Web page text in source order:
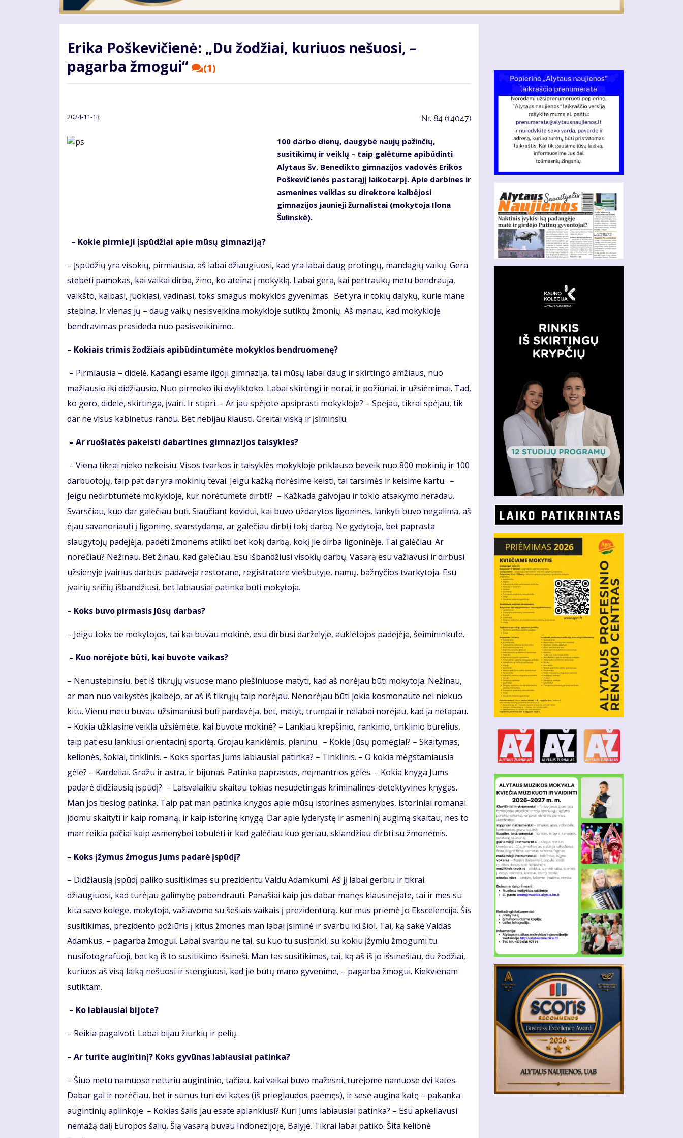
Erika Poškevičienė: „Du žodžiai, kuriuos nešuosi, –
pagarba žmogui“
(1)
2024-11-13 Nr. 84 (14047)
100 darbo dienų, daugybė naujų pažinčių,
susitikimų ir veiklų – taip galėtume apibūdinti
Alytaus šv. Benedikto gimnazijos vadovės Erikos
Poškevičienės pastarąjį laikotarpį. Apie darbines ir
asmenines veiklas su direktore kalbėjosi
gimnazijos jaunieji žurnalistai (mokytoja Ilona
Šulinskė).
– Kokie pirmieji įspūdžiai apie mūsų gimnaziją?
– Įspūdžių yra visokių, pirmiausia, aš labai džiaugiuosi, kad yra labai daug protingų, mandagių vaikų. Gera
stebėti pamokas, kai vaikai dirba, žino, ko ateina į mokyklą. Labai gera, kai pertraukų metu bendrauja,
vaikšto, kalbasi, juokiasi, vadinasi, toks smagus mokyklos gyvenimas. Bet yra ir tokių dalykų, kurie mane
stebina. Ir vienas jų – daug vaikų nesisveikina mokykloje sutiktų žmonių. Aš manau, kad mokykloje
bendravimas prasideda nuo pasisveikinimo.
– Kokiais trimis žodžiais apibūdintumėte mokyklos bendruomenę?
– Pirmiausia – didelė. Kadangi esame ilgoji gimnazija, tai mūsų labai daug ir skirtingo amžiaus, nuo
mažiausio iki didžiausio. Nuo pirmoko iki dvyliktoko. Labai skirtingi ir norai, ir požiūriai, ir užsiėmimai. Tad,
ko gero, didelė, skirtinga, įvairi. Ir stipri. – Ar jau spėjote apsiprasti mokykloje? – Spėjau, tikrai spėjau, tik
dar ne visus kabinetus randu. Bet nebijau klausti. Greitai viską ir įsiminsiu.
– Ar ruošiatės pakeisti dabartines gimnazijos taisykles?
– Viena tikrai nieko nekeisiu. Visos tvarkos ir taisyklės mokykloje priklauso beveik nuo 800 mokinių ir 100
darbuotojų, taip pat dar yra mokinių tėvai. Jeigu kažką norėsime keisti, tai tarsimės ir keisime kartu. –
Jeigu nedirbtumėte mokykloje, kur norėtumėte dirbti? – Kažkada galvojau ir tokio atsakymo neradau.
Svarsčiau, kuo dar galėčiau būti. Siaučiant kovidui, kai buvo uždarytos ligoninės, lankyti buvo negalima, aš
ėjau savanoriauti į ligoninę, svarstydama, ar galėčiau dirbti tokį darbą. Ne gydytoja, bet paprasta
slaugytojų padėjėja, padėti žmonėms atlikti bet kokį darbą, kokį jie dirba ligoninėje. Tai galėčiau. Ar
norėčiau? Nežinau. Bet žinau, kad galėčiau. Esu išbandžiusi visokių darbų. Vasarą esu važiavusi ir dirbusi
užsienyje įvairius darbus: padavėja restorane, registratore viešbutyje, namų, bažnyčios tvarkytoja. Esu
įvairių sričių išbandžiusi, bet labiausiai patinka būti mokytoja.
– Koks buvo pirmasis Jūsų darbas?
– Jeigu toks be mokytojos, tai kai buvau mokinė, esu dirbusi darželyje, auklėtojos padėjėja, šeimininkute.
– Kuo norėjote būti, kai buvote vaikas?
– Nenustebinsiu, bet iš tikrųjų visuose mano piešiniuose matyti, kad aš norėjau būti mokytoja. Nežinau,
ar man nuo vaikystės įkalbėjo, ar aš iš tikrųjų taip norėjau. Nenorėjau būti jokia kosmonaute nei niekuo
kitu. Vienu metu buvau užsimaniusi būti pardavėja, bet, matyt, trumpai ir nelabai norėjau, kad ja netapau.
– Kokia užklasine veikla užsiėmėte, kai buvote mokinė? – Lankiau krepšinio, rankinio, tinklinio būrelius,
taip pat esu lankiusi orientacinį sportą. Grojau kanklėmis, pianinu. – Kokie Jūsų pomėgiai? – Skaitymas,
kelionės, šokiai, tinklinis. – Koks sportas Jums labiausiai patinka? – Tinklinis. – O kokia mėgstamiausia
gėlė? – Kardeliai. Gražu ir astra, ir bijūnas. Patinka paprastos, neįmantrios gėlės. – Kokia knyga Jums
padarė didžiausią įspūdį? – Laisvalaikiu skaitau tokias nesudėtingas kriminalines-detektyvines knygas.
Man jos tiesiog patinka. Taip pat man patinka knygos apie mūsų istorines asmenybes, istoriniai romanai.
Įdomu skaityti ir kaip romaną, ir kaip istorinę knygą. Dar apie lyderystę ir asmeninį augimą skaitau, nes to
man reikia pačiai kaip asmenybei tobulėti ir kad galėčiau kuo geriau, sklandžiau dirbti su žmonėmis.
– Koks įžymus žmogus Jums padarė įspūdį?
– Didžiausią įspūdį paliko susitikimas su prezidentu Valdu Adamkumi. Aš jį labai gerbiu ir tikrai
džiaugiuosi, kad turėjau galimybę pabendrauti. Panašiai kaip jūs dabar manęs klausinėjate, tai ir mes su
kita savo kolege, mokytoja, važiavome su šešiais vaikais į prezidentūrą, kur mus priėmė Jo Ekscelencija. Šis
susitikimas, prezidento požiūris į kitus žmones man labai įsiminė ir svarbu iki šiol. Tai, ką sakė Valdas
Adamkus, – pagarba žmogui. Labai svarbu ne tai, su kuo tu susitinki, su kokiu įžymiu žmogumi tu
nusifotografuoji, bet ką iš to susitikimo išsineši. Man tas susitikimas, tai, ką aš iš jo išsinešiau, du žodžiai,
kuriuos aš visą laiką nešuosi ir stengiuosi, kad jie būtų mano gyvenime, – pagarba žmogui. Kiekvienam
sutiktam.
– Ko labiausiai bijote?
– Reikia pagalvoti. Labai bijau žiurkių ir pelių.
– Ar turite augintinį? Koks gyvūnas labiausiai patinka?
– Šiuo metu namuose neturiu augintinio, tačiau, kai vaikai buvo mažesni, turėjome namuose dvi kates.
Dabar gal ir norėčiau, bet ir sūnus turi dvi kates (iš prieglaudos paėmęs), ir sesė augina katę – pakanka
augintinių aplinkoje. – Kokias šalis jau esate aplankiusi? Kuri Jums labiausiai patinka? – Esu apkeliavusi
nemažą dalį Europos šalių. Šią vasarą buvau Indonezijoje, Balyje. Tikrai labai patiko. Šita kelionė